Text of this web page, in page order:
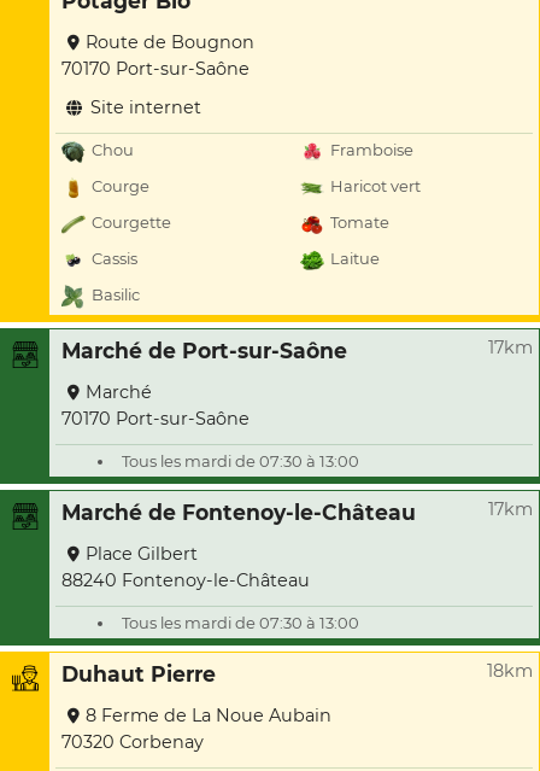
Route de Bougnon
70170 Port-sur-Saône
Site internet
Chou
Framboise
Courge
Haricot vert
Courgette
Tomate
Cassis
Laitue
Basilic
Marché de Port-sur-Saône 17km
Marché
70170 Port-sur-Saône
Tous les mardi de 07:30 à 13:00
Marché de Fontenoy-le-Château 17km
Place Gilbert
88240 Fontenoy-le-Château
Tous les mardi de 07:30 à 13:00
Duhaut Pierre 18km
8 Ferme de La Noue Aubain
70320 Corbenay